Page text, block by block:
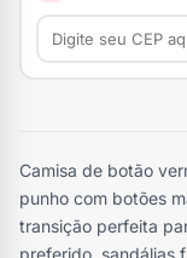
Camisa de botão
punho com botões
transição perfeita
preferido, sandálias